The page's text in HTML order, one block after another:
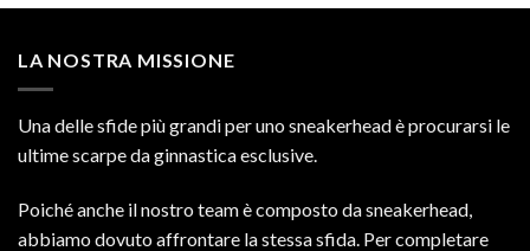
LA NOSTRA MISSIONE
Una delle sfide più grandi per uno sneakerhead è procurarsi le
ultime scarpe da ginnastica esclusive.
Poiché anche il nostro team è composto da sneakerhead,
abbiamo dovuto affrontare la stessa sfida. Per completare